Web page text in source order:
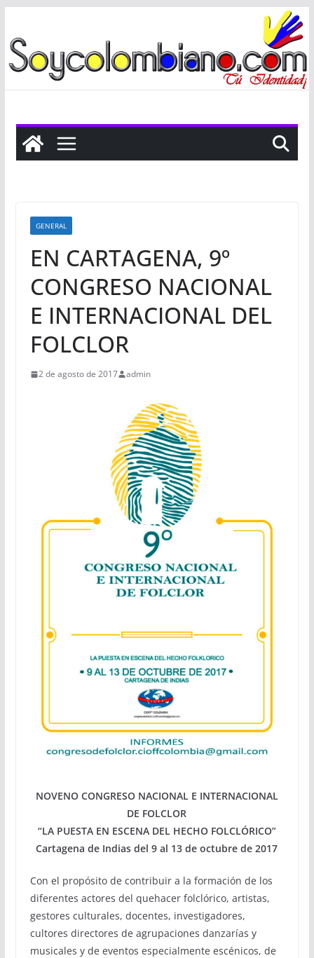
al
contenido
GENERAL
EN CARTAGENA, 9º
CONGRESO NACIONAL
E INTERNACIONAL DEL
FOLCLOR
2 de agosto de 2017 admin
NOVENO CONGRESO NACIONAL E INTERNACIONAL
DE FOLCLOR
“LA PUESTA EN ESCENA DEL HECHO FOLCLÓRICO”
Cartagena de Indias del 9 al 13 de octubre de 2017
Con el propósito de contribuir a la formación de los
diferentes actores del quehacer folclórico, artistas,
gestores culturales, docentes, investigadores,
cultores directores de agrupaciones danzarías y
musicales y de eventos especialmente escénicos, de